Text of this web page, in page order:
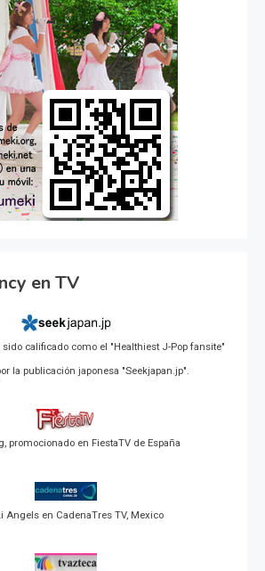
en TV
sido calificado como el "Healthiest J-Pop fansite"
la publicación japonesa "Seekjapan.jp".
promocionado en FiestaTV de España
Angels en CadenaTres TV, Mexico